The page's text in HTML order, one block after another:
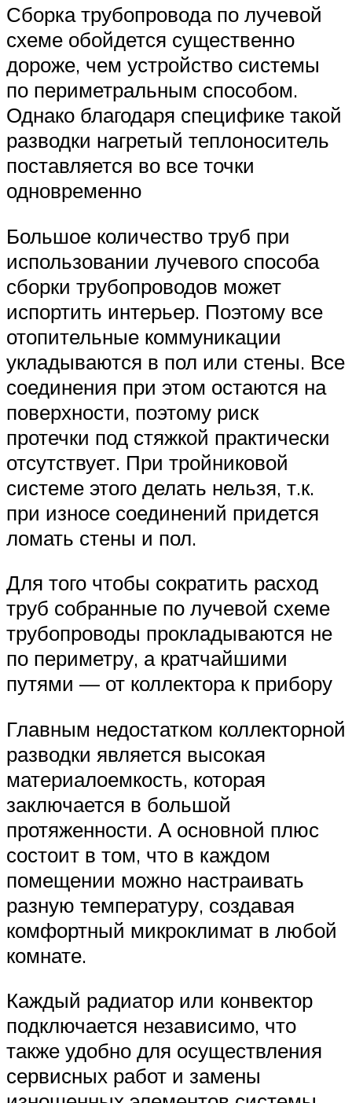
Сборка трубопровода по лучевой
схеме обойдется существенно
дороже, чем устройство системы
по периметральным способом.
Однако благодаря специфике такой
разводки нагретый теплоноситель
поставляется во все точки
одновременно
Большое количество труб при
использовании лучевого способа
сборки трубопроводов может
испортить интерьер. Поэтому все
отопительные коммуникации
укладываются в пол или стены. Все
соединения при этом остаются на
поверхности, поэтому риск
протечки под стяжкой практически
отсутствует. При тройниковой
системе этого делать нельзя, т.к.
при износе соединений придется
ломать стены и пол.
Для того чтобы сократить расход
труб собранные по лучевой схеме
трубопроводы прокладываются не
по периметру, а кратчайшими
путями — от коллектора к прибору
Главным недостатком коллекторной
разводки является высокая
материалоемкость, которая
заключается в большой
протяженности. А основной плюс
состоит в том, что в каждом
помещении можно настраивать
разную температуру, создавая
комфортный микроклимат в любой
комнате.
Каждый радиатор или конвектор
подключается независимо, что
также удобно для осуществления
сервисных работ и замены